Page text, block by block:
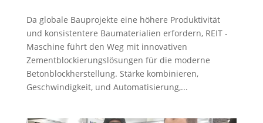
Da globale Bauprojekte eine höhere Produktivität
und konsistentere Baumaterialien erfordern, REIT -
Maschine führt den Weg mit innovativen
Zementblockierungslösungen für die moderne
Betonblockherstellung. Stärke kombinieren,
Geschwindigkeit, und Automatisierung,...